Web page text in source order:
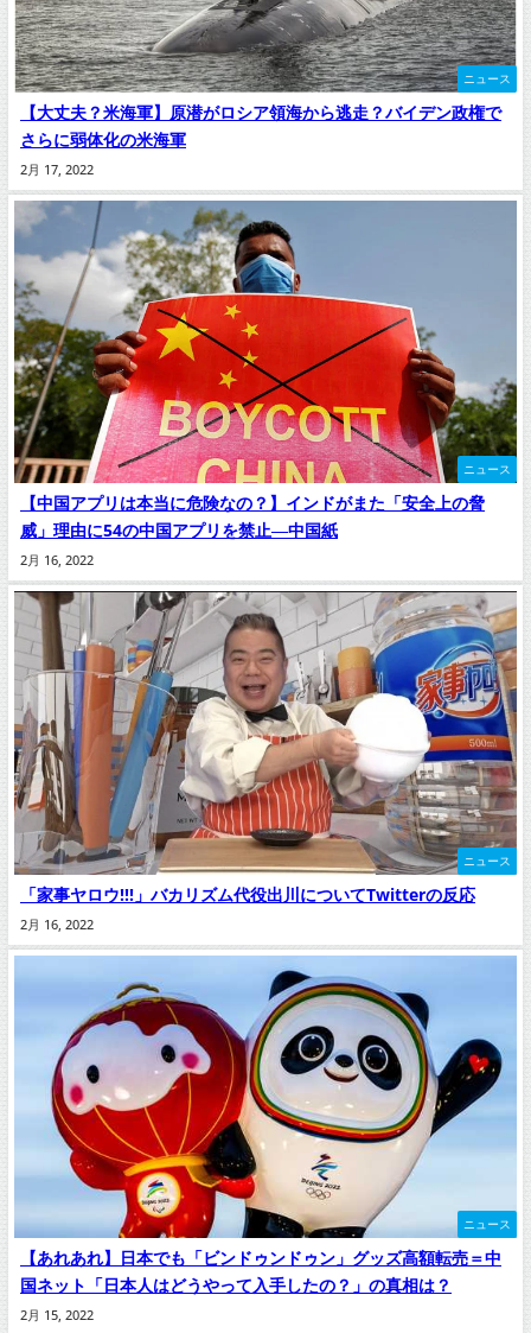
ニュース
【大丈夫？米海軍】原潜がロシア領海から逃走？バイデン政権で
さらに弱体化の米海軍
2月 17, 2022
ニュース
【中国アプリは本当に危険なの？】インドがまた「安全上の脅
威」理由に54の中国アプリを禁止―中国紙
2月 16, 2022
ニュース
「家事ヤロウ!!!」バカリズム代役出川についてTwitterの反応
2月 16, 2022
ニュース
【あれあれ】日本でも「ビンドゥンドゥン」グッズ高額転売＝中
国ネット「日本人はどうやって入手したの？」の真相は？
2月 15, 2022